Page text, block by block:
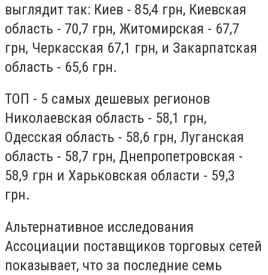
выглядит так: Киев - 85,4 грн, Киевская
область - 70,7 грн, Житомирская - 67,7
грн, Черкасская 67,1 грн, и Закарпатская
область - 65,6 грн.
ТОП - 5 самых дешевых регионов
Николаевская область - 58,1 грн,
Одесская область - 58,6 грн, Луганская
область - 58,7 грн, Днепропетровская -
58,9 грн и Харьковская области - 59,3
грн.
Альтернативное исследования
Ассоциации поставщиков торговых сетей
показывает, что за последние семь